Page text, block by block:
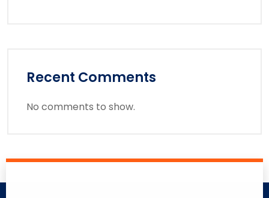
Recent Comments
No comments to show.